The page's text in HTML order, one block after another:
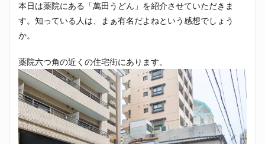
本日は薬院にある「萬田うどん」を紹介させていただきま
す。知っている人は、まぁ有名だよねという感想でしょう
か。
薬院六つ角の近くの住宅街にあります。